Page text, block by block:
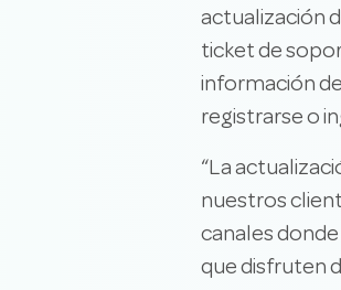
actualización
ticket de
información
registrarse o
“La
nuestros
canales
que disfruten